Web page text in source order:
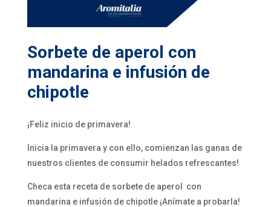
Sorbete de aperol con
mandarina e infusión de
chipotle
¡Feliz inicio de primavera!
Inicia la primavera y con ello, comienzan las ganas de
nuestros clientes de consumir helados refrescantes!
Checa esta receta de sorbete de aperol con
mandarina e infusión de chipotle ¡Anímate a probarla!